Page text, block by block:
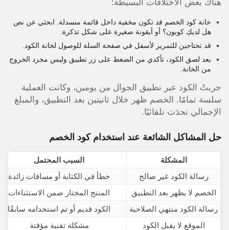
هناك بعض الاختلافات البسيطة:
خانة كود الخصم قد تكون مخفية داخل قائمة منسدلة. ابحثي عن نص
هل لديكِ كوبون؟ أو أيقونة صغيرة على شكل تذكرة.
قد تحتاجين للتمرير لأسفل في صفحة السلة للوصول لخانة الكود.
بعد لصق الكود، تأكدي من الضغط على زر تطبيق وليس مجرد الخروج
من الخانة.
جربتُ الكود عبر تطبيق الجوال من يومين، وكانت العملية
سلسة تمامًا. الخصم ظهر خلال ثانيتين بعد التطبيق، والمبلغ
الإجمالي تحدَث تلقائيًا.
حل المشاكل الشائعة عند استخدام كود الخصم
المشكلة
السبب المحتمل
رسالة الكود غير صالح
خطأ في الكتابة أو مسافات زائدة
الخصم لا يظهر بعد التطبيق
المنتج المختار ضمن الاستثناءات
رسالة الكود منتهي الصلاحية
الكود قديم أو تم استخدامه سابقًا
الموقع لا يقبل الكود
مشكلة تقنية مؤقتة